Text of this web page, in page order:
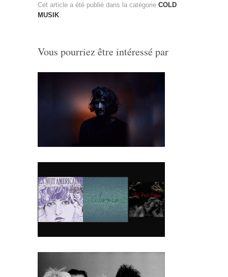
Cet article a été publié dans la catégorie COLD
MUSIK
Vous pourriez être intéressé par